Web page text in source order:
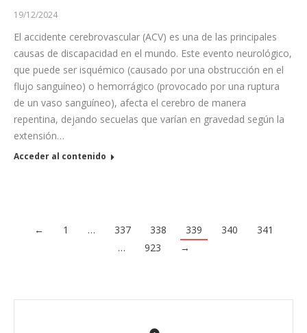
19/12/2024
El accidente cerebrovascular (ACV) es una de las principales
causas de discapacidad en el mundo. Este evento neurológico,
que puede ser isquémico (causado por una obstrucción en el
flujo sanguíneo) o hemorrágico (provocado por una ruptura
de un vaso sanguíneo), afecta el cerebro de manera
repentina, dejando secuelas que varían en gravedad según la
extensión…
Acceder al contenido
← 1 … 337 338 339 340
341
…
923 →